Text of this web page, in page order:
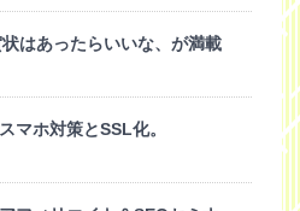
はあったらいいな、が満載
マホ対策とSSL化。